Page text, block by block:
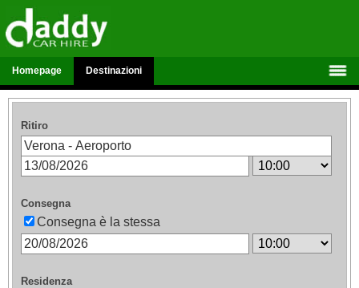
Homepage Destinazioni
Ritiro
Consegna
Consegna è la stessa
Residenza